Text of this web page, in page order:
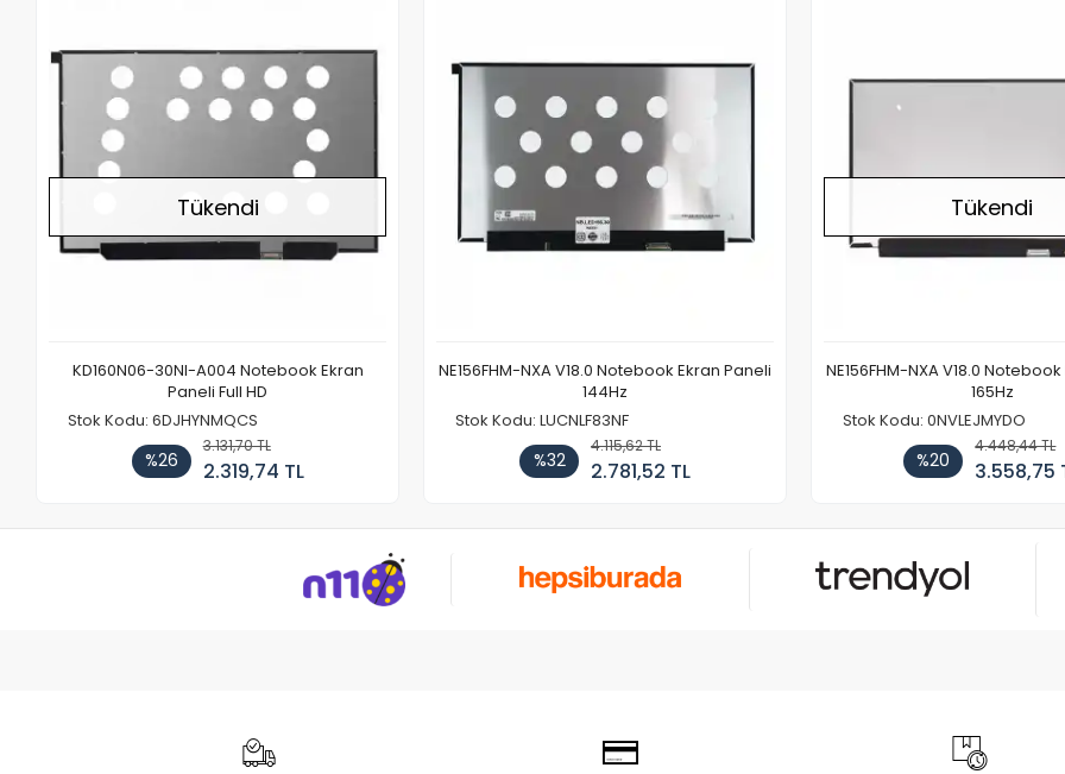
Tükendi
KD160N06-30NI-A004 Notebook Ekran
Paneli Full HD
Stok Kodu: 6DJHYNMQCS
%26
3.131,70 TL
2.319,74 TL
NE156FHM-NXA V18.0 Notebook Ekran Paneli
144Hz
Stok Kodu: LUCNLF83NF
%32
4.115,62 TL
2.781,52 TL
Tükendi
NE156FHM-NXA V18.0
165Hz
Stok Kodu: 0NVLEJMYDO
%20
4.448,44 TL
3.558,75